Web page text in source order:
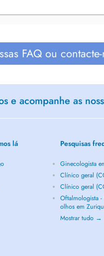
FAQ ou
e acompanhe as
lá Pesquisas
Ginecologista
Clínico geral
Clínico geral
Oftalmologista
olhos em
Mostrar tudo →